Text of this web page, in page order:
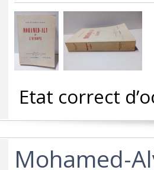
Etat correct
‎Mohamed-